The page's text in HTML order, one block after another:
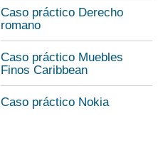
Caso práctico Derecho
romano
Caso práctico Muebles
Finos Caribbean
Caso práctico Nokia